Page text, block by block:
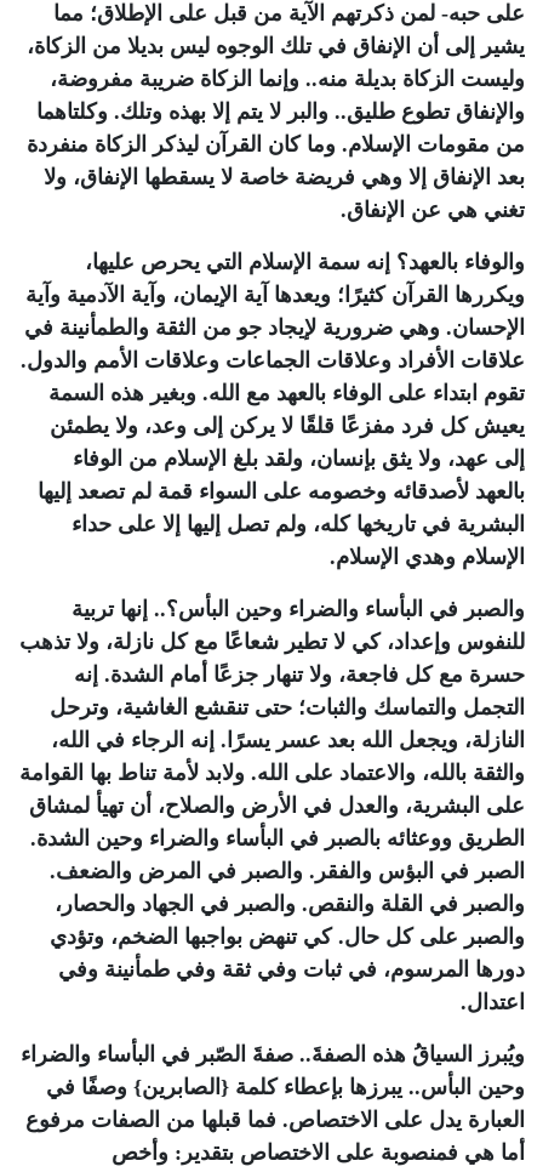
على حبه- لمن ذكرتهم الآية من قبل على الإطلاق؛ مما
يشير إلى أن الإنفاق في تلك الوجوه ليس بديلا من الزكاة،
وليست الزكاة بديلة منه.. وإنما الزكاة ضريبة مفروضة،
والإنفاق تطوع طليق.. والبر لا يتم إلا بهذه وتلك. وكلتاهما
من مقومات الإسلام. وما كان القرآن ليذكر الزكاة منفردة
بعد الإنفاق إلا وهي فريضة خاصة لا يسقطها الإنفاق، ولا
تغني هي عن الإنفاق.
والوفاء بالعهد؟ إنه سمة الإسلام التي يحرص عليها،
ويكررها القرآن كثيرًا؛ ويعدها آية الإيمان، وآية الآدمية وآية
الإحسان. وهي ضرورية لإيجاد جو من الثقة والطمأنينة في
علاقات الأفراد وعلاقات الجماعات وعلاقات الأمم والدول.
تقوم ابتداء على الوفاء بالعهد مع الله. وبغير هذه السمة
يعيش كل فرد مفزعًا قلقًا لا يركن إلى وعد، ولا يطمئن
إلى عهد، ولا يثق بإنسان، ولقد بلغ الإسلام من الوفاء
بالعهد لأصدقائه وخصومه على السواء قمة لم تصعد إليها
البشرية في تاريخها كله، ولم تصل إليها إلا على حداء
الإسلام وهدي الإسلام.
والصبر في البأساء والضراء وحين البأس؟.. إنها تربية
للنفوس وإعداد، كي لا تطير شعاعًا مع كل نازلة، ولا تذهب
حسرة مع كل فاجعة، ولا تنهار جزعًا أمام الشدة. إنه
التجمل والتماسك والثبات؛ حتى تنقشع الغاشية، وترحل
النازلة، ويجعل الله بعد عسر يسرًا. إنه الرجاء في الله،
والثقة بالله، والاعتماد على الله. ولابد لأمة تناط بها القوامة
على البشرية، والعدل في الأرض والصلاح، أن تهيأ لمشاق
الطريق ووعثائه بالصبر في البأساء والضراء وحين الشدة.
الصبر في البؤس والفقر. والصبر في المرض والضعف.
والصبر في القلة والنقص. والصبر في الجهاد والحصار،
والصبر على كل حال. كي تنهض بواجبها الضخم، وتؤدي
دورها المرسوم، في ثبات وفي ثقة وفي طمأنينة وفي
اعتدال.
ويُبرز السياقُ هذه الصفةَ.. صفةَ الصّبر في البأساء والضراء
وحين البأس.. يبرزها بإعطاء كلمة {الصابرين} وصفًا في
العبارة يدل على الاختصاص. فما قبلها من الصفات مرفوع
أما هي فمنصوبة على الاختصاص بتقدير: وأخص